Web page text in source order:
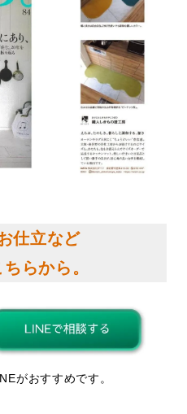
仕立など
らから。
がおすすめです。